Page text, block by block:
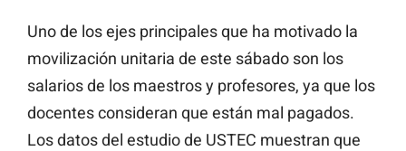
Uno de los ejes principales que ha motivado la
movilización unitaria de este sábado son los
salarios de los maestros y profesores, ya que los
docentes consideran que están mal pagados.
Los datos del estudio de USTEC muestran que